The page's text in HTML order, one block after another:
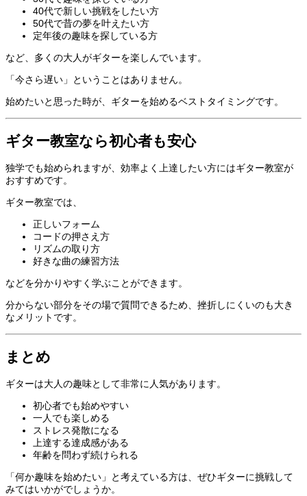
40代で新しい挑戦をしたい方
50代で昔の夢を叶えたい方
定年後の趣味を探している方
など、多くの大人がギターを楽しんでいます。
「今さら遅い」ということはありません。
始めたいと思った時が、ギターを始めるベストタイミングです。
ギター教室なら初心者も安心
独学でも始められますが、効率よく上達したい方にはギター教室が
おすすめです。
ギター教室では、
正しいフォーム
コードの押さえ方
リズムの取り方
好きな曲の練習方法
などを分かりやすく学ぶことができます。
分からない部分をその場で質問できるため、挫折しにくいのも大き
なメリットです。
まとめ
ギターは大人の趣味として非常に人気があります。
初心者でも始めやすい
一人でも楽しめる
ストレス発散になる
上達する達成感がある
年齢を問わず続けられる
「何か趣味を始めたい」と考えている方は、ぜひギターに挑戦して
みてはいかがでしょうか。